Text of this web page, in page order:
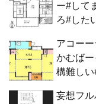
ー#して
ろ#した
アコー
かむば
構難し
妄想フ